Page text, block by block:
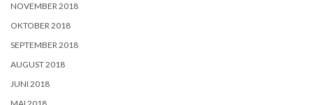
NOVEMBER 2018
OKTOBER 2018
SEPTEMBER 2018
AUGUST 2018
JUNI 2018